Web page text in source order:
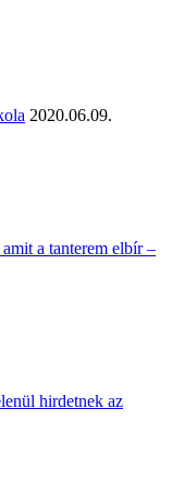
2020.06.09.
a tanterem elbír –
hirdetnek az